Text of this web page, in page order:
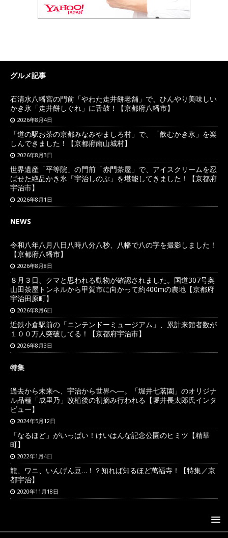
グルメ記事
石清水八幡宮の門前「やわた走井餅老舗」で、ひんやり美味しい
かき氷「走井餅しぐれ」に舌鼓！【京都府八幡市】
2026年8月4日
「道の駅お茶の京都みなみやましろ村」で、「飲むかき氷」を楽
しんできました！【京都府南山城村】
2026年8月3日
世界遺産「平等院」の門前「赤門茶屋」で、アイスクリームを忍
ばせた絶品かき氷「宇治しのぶ」を堪能してきました！【京都府
宇治市】
2026年8月1日
NEWS
令和八年八月八日八時八分八秒、八幡で八の字を撮影しました！
【京都府八幡市】
2026年8月8日
８月３日、クマと思われる動物が確認されました。国道307号奥
山田茶屋トンネルから甲賀市に向かって約400mの農地【京都府
宇治田原町】
2026年8月6日
近鉄小倉駅前の「ニンテンドーミュージアム」、累計来館者数が
１００万人突破してる！【京都府宇治市】
2026年8月3日
特集
過去から未来へ、宇治から世界へ―。「堀井七茗園」のオリジナ
ル品種「成里乃」改植後の初摘み行われる【堀井長太郎氏インタ
ビュー】
2024年5月12日
「なるほど」がいっぱい！けいはんな記念公園のヒミツ【精華
町】
2022年1月4日
龍、ワニ、いんげん豆…！？知れば知るほど萬福寺！【特集／京
都宇治】
2020年11月18日